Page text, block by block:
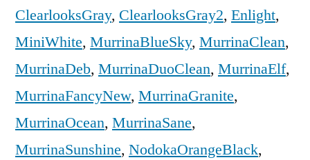
ClearlooksGray, ClearlooksGray2, Enlight,
MiniWhite, MurrinaBlueSky, MurrinaClean,
MurrinaDeb, MurrinaDuoClean, MurrinaElf,
MurrinaFancyNew, MurrinaGranite,
MurrinaOcean, MurrinaSane,
MurrinaSunshine, NodokaOrangeBlack,